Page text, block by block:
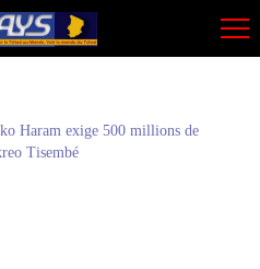
Haram exige 500 millions de
Tisembé